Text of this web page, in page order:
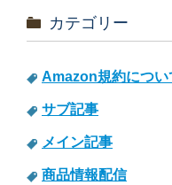
カテゴリー
Amazon規約につい
サブ記事
メイン記事
商品情報配信